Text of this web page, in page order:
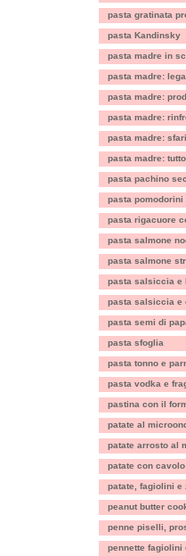
pasta gratinata
pasta Kandinsky
pasta madre in
pasta madre:
pasta madre:
pasta madre:
pasta madre:
pasta madre:
pasta pachino
pasta
pasta rigacuore
pasta salmone
pasta salmone
pasta salsiccia e
pasta salsiccia e
pasta semi di
pasta sfoglia
pasta tonno e
pasta vodka e
pastina con il
patate al
patate arrosto al
patate con
patate, fagiolini e
peanut butter
penne piselli,
pennette fagiolini